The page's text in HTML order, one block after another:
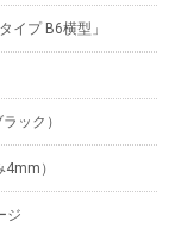
イプ B6横型」
ック）
）
ジ